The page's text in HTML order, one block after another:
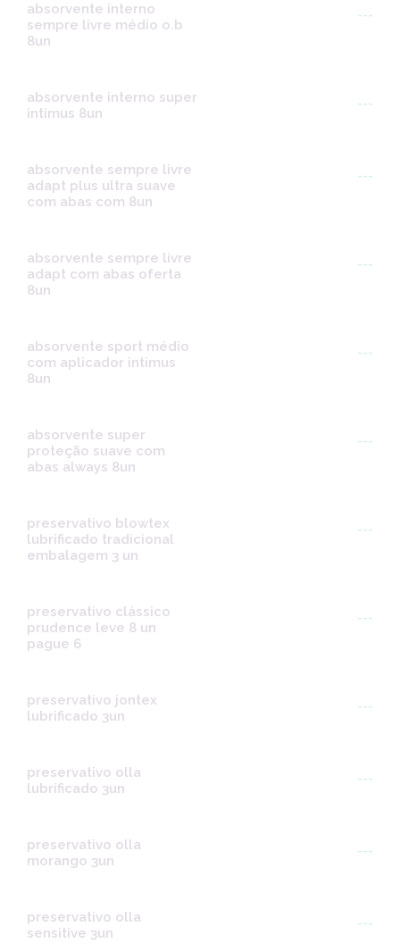
absorvente interno
sempre livre médio o.b
8un
---
absorvente interno super
intimus 8un
---
absorvente sempre livre
adapt plus ultra suave
com abas com 8un
---
absorvente sempre livre
adapt com abas oferta
8un
---
absorvente sport médio
com aplicador intimus
8un
---
absorvente super
proteção suave com
abas always 8un
---
preservativo blowtex
lubrificado tradicional
embalagem 3 un
---
preservativo clássico
prudence leve 8 un
pague 6
---
preservativo jontex
lubrificado 3un
---
preservativo olla
lubrificado 3un
---
preservativo olla
morango 3un
---
preservativo olla
sensitive 3un
---